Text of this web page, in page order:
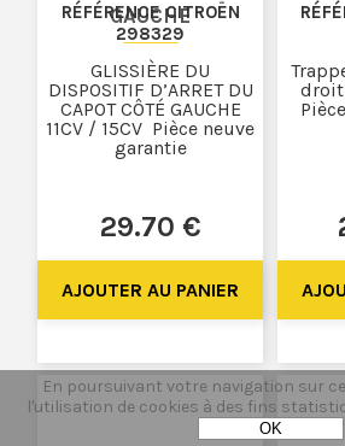
GAUCHE
RÉFÉRENCE CITROËN
298329
29.70 €
GLISSIÈRE DU
DISPOSITIF D’ARRET DU
CAPOT CÔTÉ GAUCHE
11CV / 15CV Pièce neuve
garantie
droit
En poursuivant votre navigation sur
l'utilisation de cookies à des fins
OK